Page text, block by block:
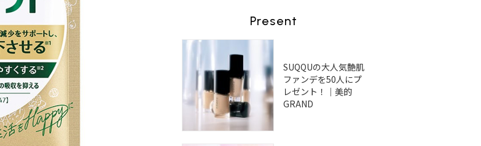
Present
SUQQUの大人気艶肌
ファンデを50人にプ
レゼント！｜美的
GRAND